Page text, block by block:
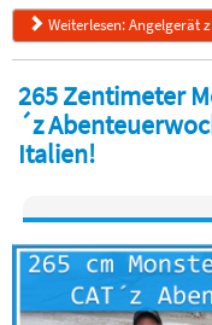
Weiterlesen: Angelgerät
265 Zentimeter
´z
Italien!